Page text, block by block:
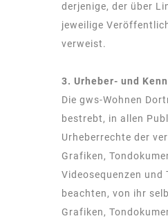
derjenige, der über
jeweilige
verweist.
3. Urheber- und
Die gws-Wohnen
bestrebt, in allen
Urheberrechte der
Grafiken,
Videosequenzen und
beachten, von ihr
Grafiken,